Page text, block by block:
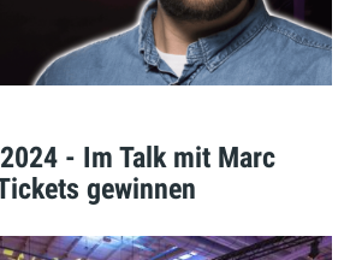
- Im Talk mit Marc
gewinnen